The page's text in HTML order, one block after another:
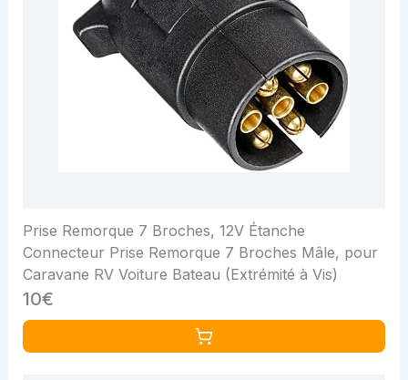
Prise Remorque 7 Broches, 12V Étanche
Connecteur Prise Remorque 7 Broches Mâle, pour
Caravane RV Voiture Bateau (Extrémité à Vis)
10€